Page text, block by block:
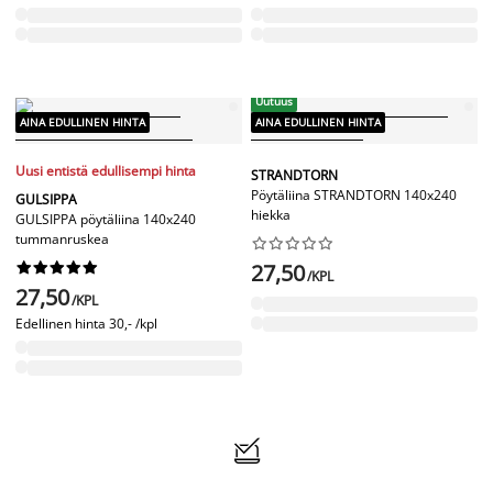
AINA EDULLINEN HINTA
Uusi entistä edullisempi hinta
GULSIPPA
GULSIPPA pöytäliina 140x240
tummanruskea






27,50/KPL
Edellinen hinta 30,- /kpl
Uutuus
AINA EDULLINEN HINTA
STRANDTORN
Pöytäliina STRANDTORN 140x240
hiekka






27,50/KPL
